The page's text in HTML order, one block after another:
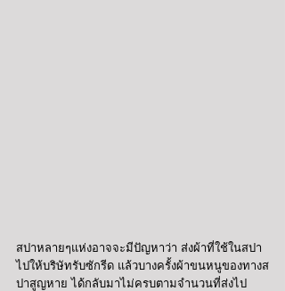
สปาหลายๆแห่งอาจจะมีปัญหาว่า ส่งผ้าที่ใช้ในสปา
ไปให้บริษัทรับซักรีด แล้วบางครั้งผ้าขนหนูของทางส
ปาสูญหาย ได้กลับมาไม่ครบตามจำนวนที่ส่งไป